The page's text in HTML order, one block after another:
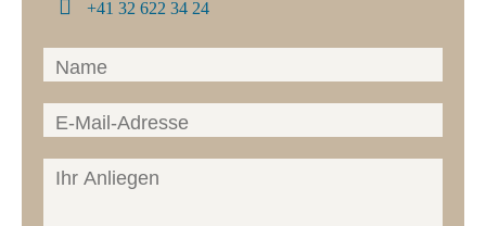
 +41 32 622 34 24